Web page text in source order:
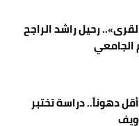
رحيل راشد الراجح
الجامعي
دهوناً.. دراسة تختبر